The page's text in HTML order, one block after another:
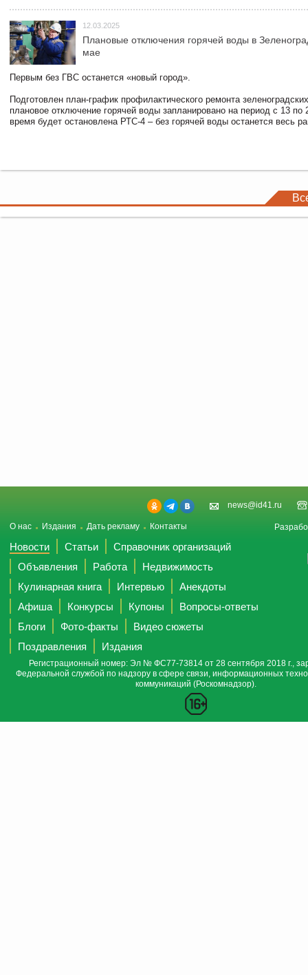
12.03.2025
Плановые отключения горячей воды в
мае
Первым без ГВС останется «новый город».
Подготовлен план-график профилактического ремонта
плановое отключение горячей воды запланировано на период с 13 по
время будет остановлена РТС-4 – без горячей воды останется весь
news@id41.ru
О нас Издания Дать рекламу Контакты
Новости Статьи
Справочник организаций
Объявления
Работа
Недвижимость
Кулинарная книга
Интервью
Анекдоты
Афиша
Конкурсы Купоны
Вопросы-ответы
Блоги
Фото-факты
Видео сюжеты
Поздравления
Издания
Регистрационный номер: Эл № ФС77-73814 от 28 сентября 2018 г.,
Федеральной службой по надзору в сфере связи, информационных
коммуникаций (Роскомнадзор).